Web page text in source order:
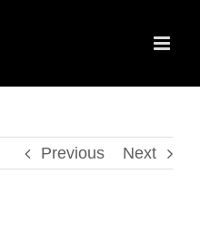
Previous Next